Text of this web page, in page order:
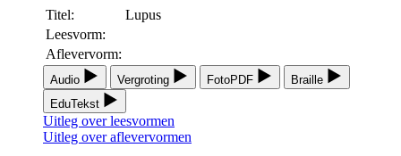
Titel:
Lupus
Leesvorm:
Aflevervorm:
Audio Vergroting FotoPDF
Braille
EduTekst
Uitleg over leesvormen
Uitleg over aflevervormen